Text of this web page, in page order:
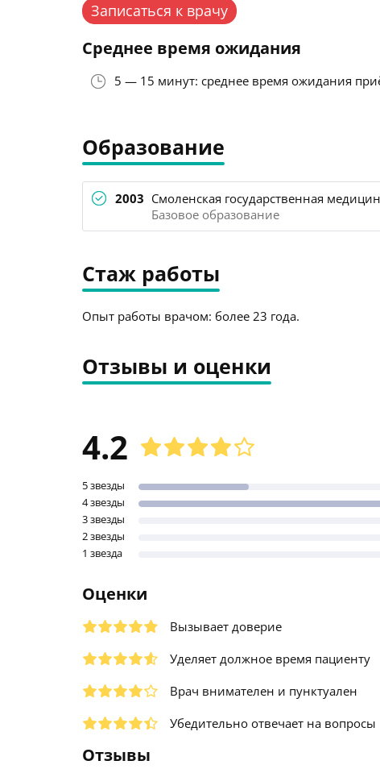
Записаться к врачу
Среднее время ожидания
5 — 15 минут: среднее время ожидания
Образование
2003 Смоленская государственная
Базовое образование
Стаж работы
Опыт работы врачом: более 23 года.
Отзывы и оценки
4.2
5 звезды
4 звезды
3 звезды
2 звезды
1 звезда
Оценки
Вызывает доверие
Уделяет должное время пациенту
Врач внимателен и пунктуален
Убедительно отвечает на вопросы
Отзывы